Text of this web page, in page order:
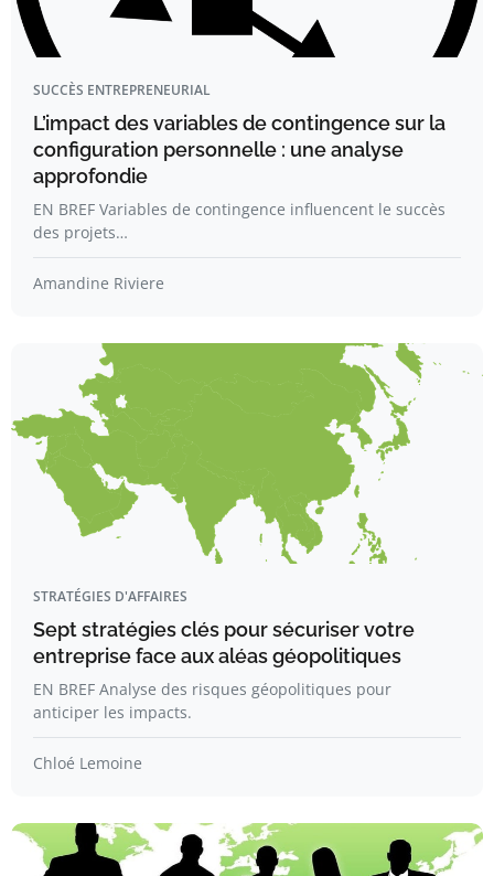
SUCCÈS ENTREPRENEURIAL
L’impact des variables de contingence sur la
configuration personnelle : une analyse
approfondie
EN BREF Variables de contingence influencent le succès
des projets…
Amandine Riviere
STRATÉGIES D'AFFAIRES
Sept stratégies clés pour sécuriser votre
entreprise face aux aléas géopolitiques
EN BREF Analyse des risques géopolitiques pour
anticiper les impacts.
Chloé Lemoine